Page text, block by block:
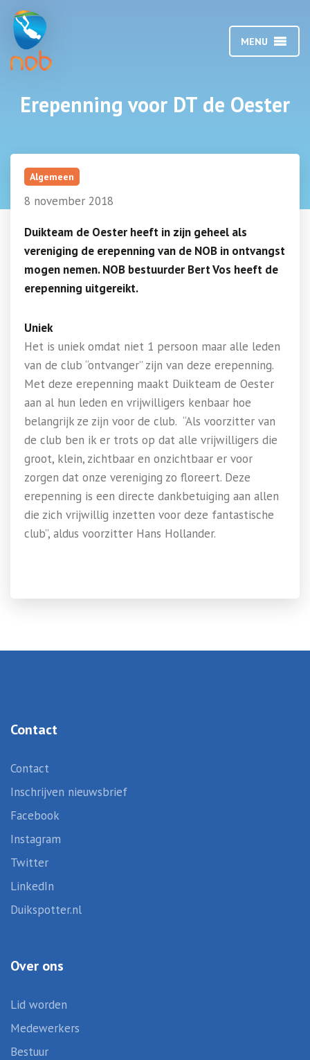
MENU
Erepenning voor DT de Oester
Algemeen
8 november 2018
Duikteam de Oester heeft in zijn geheel als
vereniging de erepenning van de NOB in ontvangst
mogen nemen. NOB bestuurder Bert Vos heeft de
erepenning uitgereikt.
Uniek
Het is uniek omdat niet 1 persoon maar alle leden
van de club “ontvanger” zijn van deze erepenning.
Met deze erepenning maakt Duikteam de Oester
aan al hun leden en vrijwilligers kenbaar hoe
belangrijk ze zijn voor de club. “Als voorzitter van
de club ben ik er trots op dat alle vrijwilligers die
groot, klein, zichtbaar en onzichtbaar er voor
zorgen dat onze vereniging zo floreert. Deze
erepenning is een directe dankbetuiging aan allen
die zich vrijwillig inzetten voor deze fantastische
club”, aldus voorzitter Hans Hollander.
Contact
Contact
Inschrijven nieuwsbrief
Facebook
Instagram
Twitter
LinkedIn
Duikspotter.nl
Over ons
Lid worden
Medewerkers
Bestuur